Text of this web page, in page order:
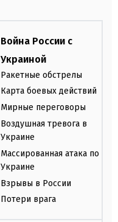
Война России с
Украиной
Ракетные обстрелы
Карта боевых действий
Мирные переговоры
Воздушная тревога в
Украине
Массированная атака по
Украине
Взрывы в России
Потери врага